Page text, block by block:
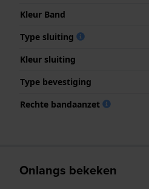
Kleur Band
Type sluiting
Kleur sluiting
Type bevestiging
Rechte bandaanzet
Onlangs bekeken